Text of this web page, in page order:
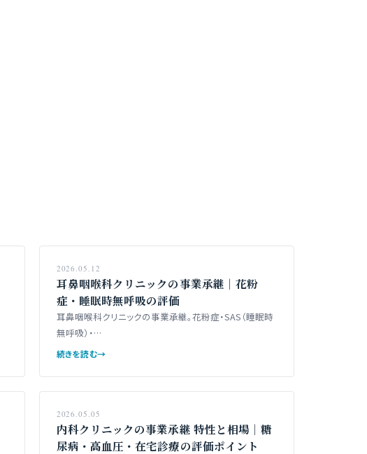
2026.05.12
耳鼻咽喉科クリニックの事業承継｜花粉
症・睡眠時無呼吸の評価
耳鼻咽喉科クリニックの事業承継。花粉症・SAS（睡眠時
無呼吸）・…
続きを読む→
2026.05.05
内科クリニックの事業承継 特性と相場｜糖
尿病・高血圧・在宅診療の評価ポイント